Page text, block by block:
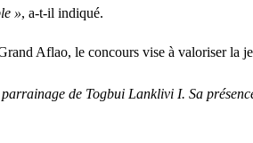
», a-t-il indiqué.
Aflao, le concours vise à valoriser
de Togbui Lanklivi I. Sa